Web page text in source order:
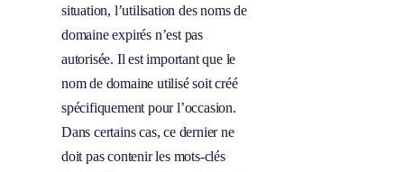
situation, l’utilisation des noms de
domaine expirés n’est pas
autorisée. Il est important que le
nom de domaine utilisé soit créé
spécifiquement pour l’occasion.
Dans certains cas, ce dernier ne
doit pas contenir les mots-clés